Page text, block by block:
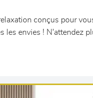
conçus pour
envies ! N'attendez